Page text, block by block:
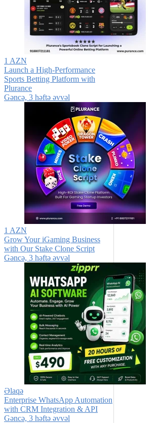
1 AZN
Launch a High-Performance
Sports Betting Platform with
Plurance
Gǝncǝ, 3 həftə əvvəl
1 AZN
Grow Your iGaming Business
with Our Stake Clone Script
Gǝncǝ, 3 həftə əvvəl
Əlaqə
Enterprise WhatsApp Automation
with CRM Integration & API
Gǝncǝ, 3 həftə əvvəl